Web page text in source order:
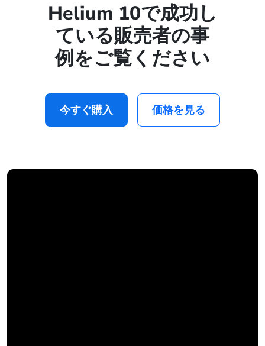
Helium 10で成功し
ている販売者の事
例をご覧ください
今すぐ購入 価格を見る